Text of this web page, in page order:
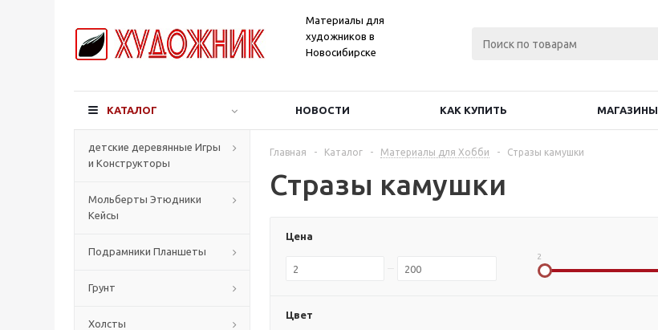
Материалы для
художников в
Новосибирске
КАТАЛОГ НОВОСТИ КАК КУПИТЬ МАГАЗИНЫ
детские деревянные Игры
и Конструкторы
Мольберты Этюдники
Кейсы
Подрамники Планшеты
Грунт
Холсты
Главная - Каталог - Материалы для Хобби - Стразы камушки
Стразы камушки
Цена
2
Цвет